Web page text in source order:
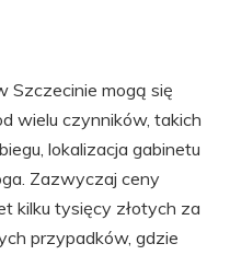
Szczecinie mogą się
wielu czynników, takich
lokalizacja gabinetu
Zazwyczaj ceny
kilku tysięcy złotych za
przypadków, gdzie